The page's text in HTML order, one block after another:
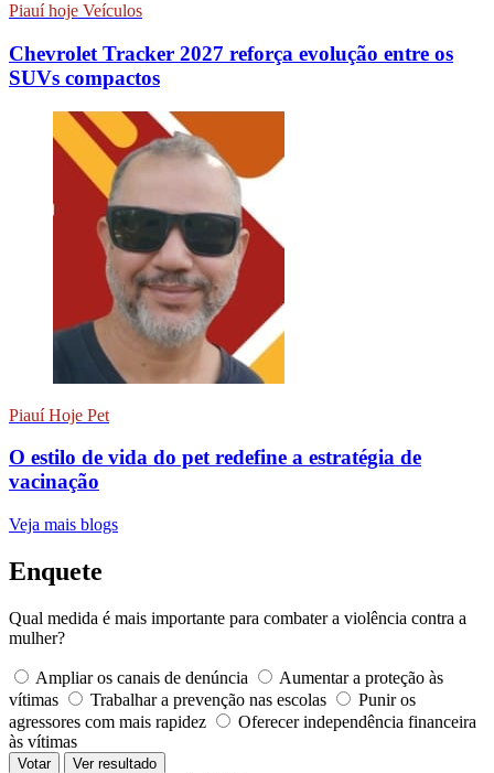
Piauí hoje Veículos
Chevrolet Tracker 2027 reforça evolução entre os
SUVs compactos
Piauí Hoje Pet
O estilo de vida do pet redefine a estratégia de
vacinação
Veja mais blogs
Enquete
Qual medida é mais importante para combater a violência contra a
mulher?
Ampliar os canais de denúncia
Aumentar a proteção às
vítimas
Trabalhar a prevenção nas escolas
Punir os
agressores com mais rapidez
Oferecer independência financeira
às vítimas
Votar Ver resultado